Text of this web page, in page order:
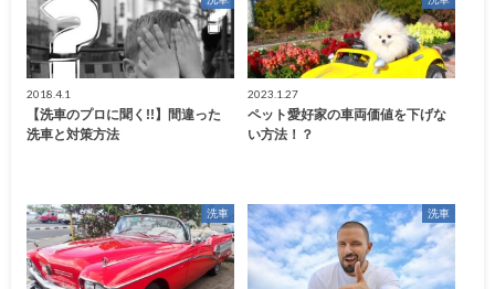
2018.4.1
【洗車のプロに聞く!!】間違った
洗車と対策方法
2023.1.27
ペット愛好家の車両価値を下げな
い方法！？
洗車 洗車